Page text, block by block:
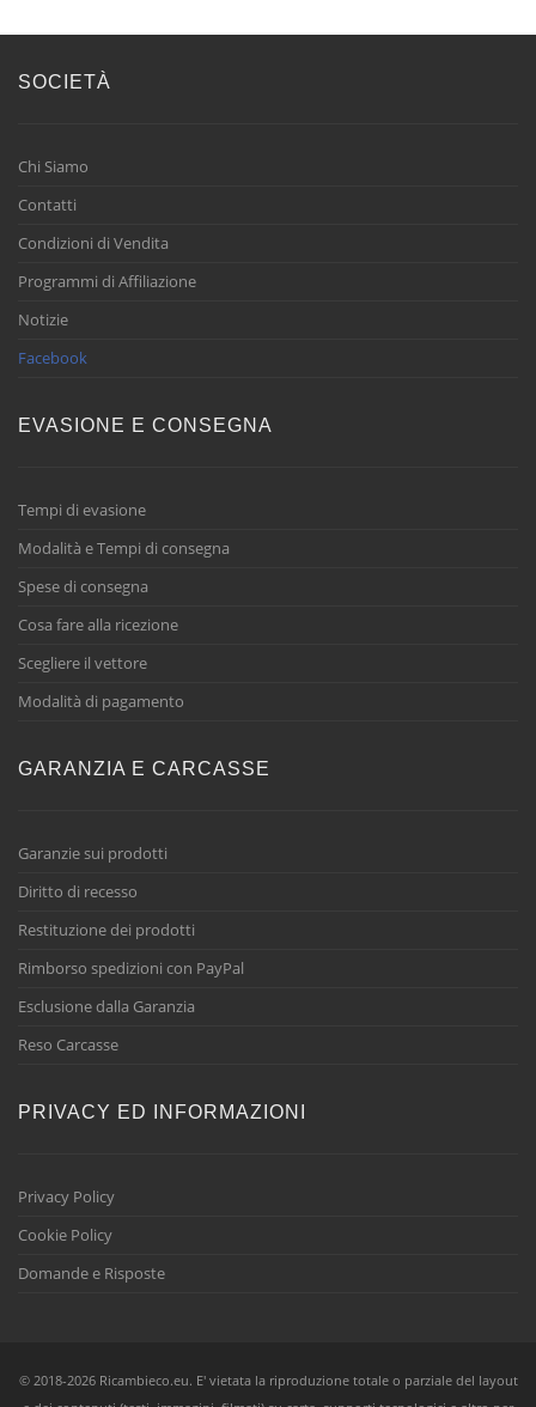
SOCIETÀ
Chi Siamo
Contatti
Condizioni di Vendita
Programmi di Affiliazione
Notizie
Facebook
EVASIONE E CONSEGNA
Tempi di evasione
Modalità e Tempi di consegna
Spese di consegna
Cosa fare alla ricezione
Scegliere il vettore
Modalità di pagamento
GARANZIA E CARCASSE
Garanzie sui prodotti
Diritto di recesso
Restituzione dei prodotti
Rimborso spedizioni con PayPal
Esclusione dalla Garanzia
Reso Carcasse
PRIVACY ED INFORMAZIONI
Privacy Policy
Cookie Policy
Domande e Risposte
© 2018-2026 Ricambieco.eu. E' vietata la riproduzione totale o parziale del layout